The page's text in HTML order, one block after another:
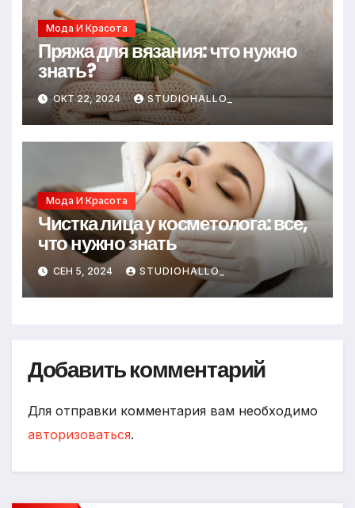
Мода И Красота
Пряжа для вязания: что нужно
знать?
ОКТ 22, 2024 STUDIOHALLO_
Мода И Красота
Чистка лица у косметолога: все,
что нужно знать
СЕН 5, 2024 STUDIOHALLO_
Добавить комментарий
Для отправки комментария вам необходимо
авторизоваться.